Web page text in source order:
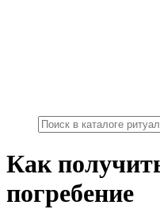
Как
погребение